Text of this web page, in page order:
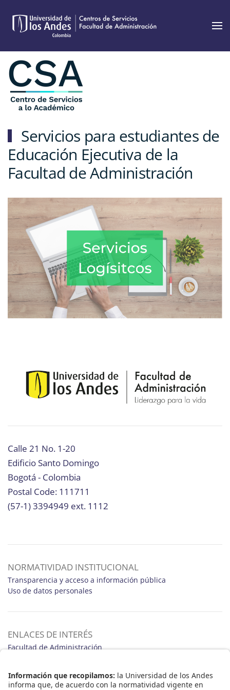
Skip to main content
Servicios para estudiantes de
Educación Ejecutiva de la
Facultad de Administración
Calle 21 No. 1-20
Edificio Santo Domingo
Bogotá - Colombia
Postal Code: 111711
(57-1) 3394949 ext. 1112
NORMATIVIDAD INSTITUCIONAL
Transparencia y acceso a información pública
Uso de datos personales
ENLACES DE INTERÉS
Facultad de Administración
Noticias